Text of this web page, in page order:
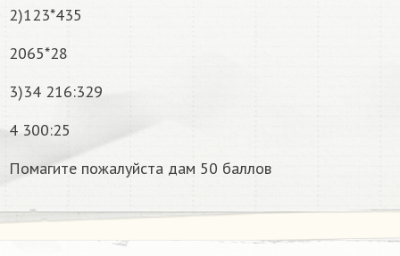
2)123*435
2065*28
3)34 216:329
4 300:25
Помагите пожалуйста дам 50 баллов